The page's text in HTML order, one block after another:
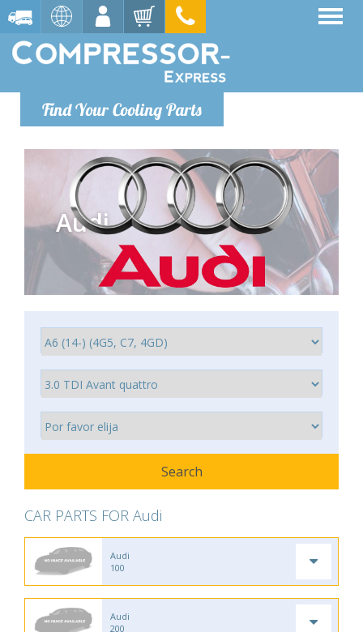
Find Your Cooling Parts
Audi
CAR PARTS FOR Audi
Audi
100
Audi
200